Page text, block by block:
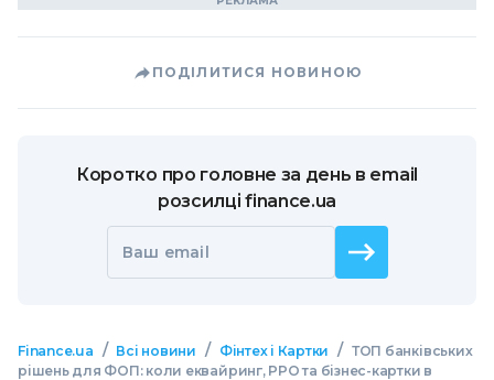
ПОДІЛИТИСЯ НОВИНОЮ
Коротко про головне за день в email
розсилці finance.ua
Ваш email
Finance.ua / Всі новини / Фінтех і Картки / ТОП банківських
рішень для ФОП: коли еквайринг, РРО та бізнес-картки в